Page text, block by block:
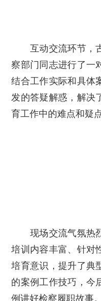
互动交流环节，
察部门同志进行了一
结合工作实际和具体
发的答疑解惑，解决
育工作中的难点和疑点
现场交流气氛热
培训内容丰富、针对
培育意识，提升了典
的案例工作技巧，今
例讲好检察履职故事。